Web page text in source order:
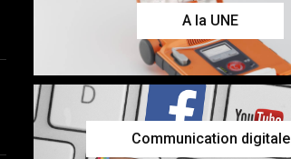
A la UNE
Communication digitale